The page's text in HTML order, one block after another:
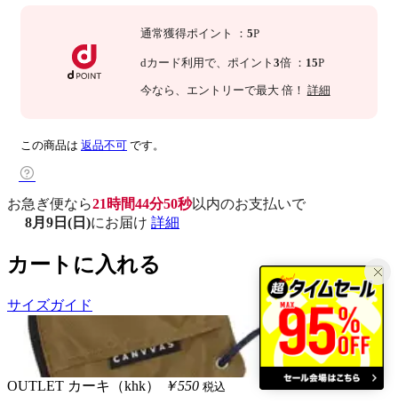
通常獲得ポイント ： 5P
dカード利用で、 ポイント 3倍 ： 15P
今なら 、エントリーで最大 倍！ 詳細
この商品は 返品不可 です。
お急ぎ便なら21時間44分49秒以内のお支払いで
8月9日(日)にお届け 詳細
カートに入れる
サイズガイド
OUTLET カーキ（khk） ￥550 税込